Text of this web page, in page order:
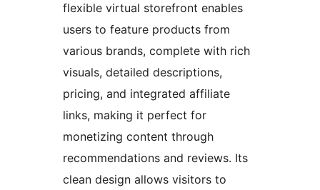
flexible virtual storefront enables
users to feature products from
various brands, complete with rich
visuals, detailed descriptions,
pricing, and integrated affiliate
links, making it perfect for
monetizing content through
recommendations and reviews. Its
clean design allows visitors to